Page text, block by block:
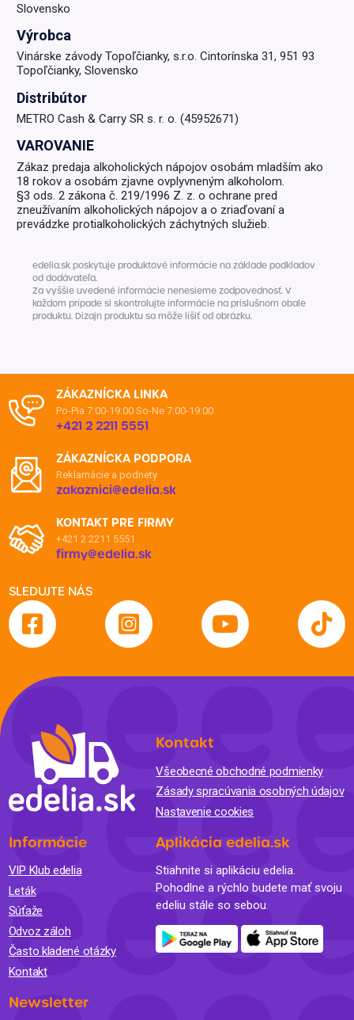
Slovensko
Výrobca
Vinárske závody Topoľčianky, s.r.o. Cintorínska 31, 951 93
Topoľčianky, Slovensko
Distribútor
METRO Cash & Carry SR s. r. o. (45952671)
VAROVANIE
Zákaz predaja alkoholických nápojov osobám mladším ako
18 rokov a osobám zjavne ovplyvneným alkoholom.
§3 ods. 2 zákona č. 219/1996 Z. z. o ochrane pred
zneužívaním alkoholických nápojov a o zriaďovaní a
prevádzke protialkoholických záchytných služieb.
edelia.sk poskytuje produktové informácie na základe podkladov
od dodávateľa.
Za vyššie uvedené informácie nenesieme zodpovednosť. V
každom prípade si skontrolujte informácie na príslušnom obale
produktu. Dizajn produktu sa môže líšiť od obrázku.
ZÁKAZNÍCKA LINKA
Po-Pia 7:00-19:00 So-Ne 7:00-19:00
+421 2 2211 5551
ZÁKAZNÍCKA PODPORA
Reklamácie a podnety
zakaznici@edelia.sk
KONTAKT PRE FIRMY
+421 2 2211 5551
firmy@edelia.sk
SLEDUJTE NÁS
Kontakt
Všeobecné obchodné podmienky
Zásady spracúvania osobných údajov
Nastavenie cookies
Informácie
VIP Klub edelia
Leták
Súťaže
Odvoz záloh
Často kladené otázky
Kontakt
Aplikácia edelia.sk
Stiahnite si aplikáciu edelia.
Pohodlne a rýchlo budete mať svoju
edeliu stále so sebou.
Newsletter